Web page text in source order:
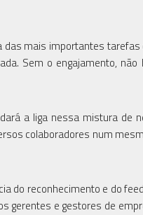
das mais importantes
Sem o engajamento,
a liga nessa mistura de
colaboradores num
do reconhecimento e do
gerentes e gestores de